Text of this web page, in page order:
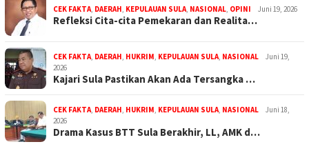
CEK FAKTA DAERAH KEPULAUAN SULA NASIONAL OPINI Juni 19, 2026
Refleksi Cita-cita Pemekaran dan Realita…
CEK FAKTA DAERAH HUKRIM KEPULAUAN SULA NASIONAL
Juni 19,
2026
Kajari Sula Pastikan Akan Ada Tersangka …
CEK FAKTA DAERAH HUKRIM KEPULAUAN SULA NASIONAL
Juni 18,
2026
Drama Kasus BTT Sula Berakhir, LL, AMK d…